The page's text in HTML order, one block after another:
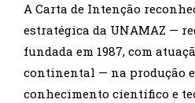
A Carta de Intenção
estratégica da UNAMAZ —
fundada em 1987, com
continental — na produção e
conhecimento científico e